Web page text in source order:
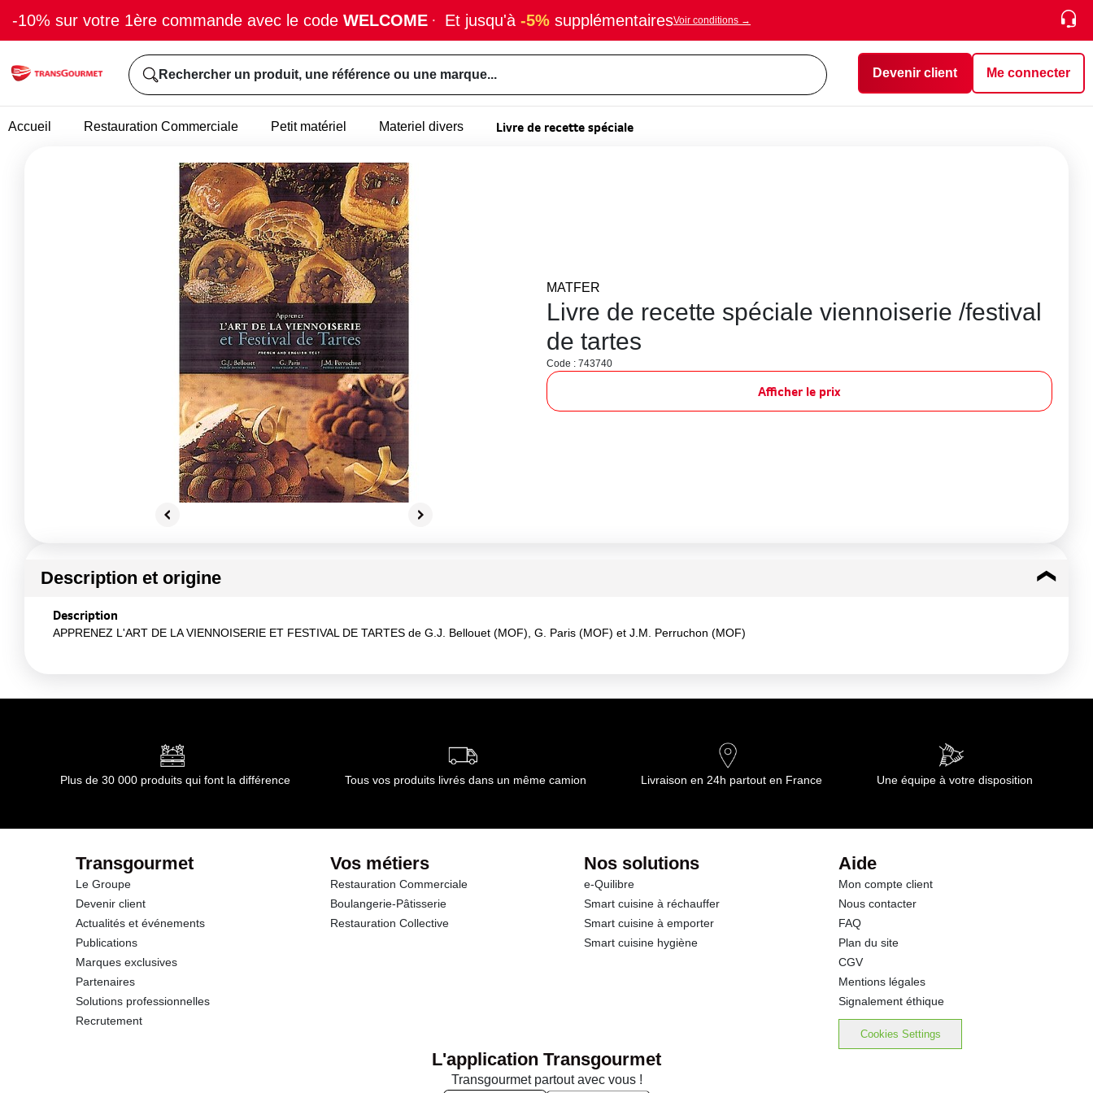
-10% sur votre 1ère commande avec le code WELCOME · Et jusqu'à -5% supplémentairesVoir conditions →
Rechercher un produit, une référence ou une marque... Devenir client Me connecter
Accueil Restauration Commerciale Petit matériel Materiel divers Livre de recette spéciale
MATFER
Livre de recette spéciale viennoiserie /festival
de tartes
Code : 743740
Afficher le prix
Description et origine
Description
APPRENEZ L'ART DE LA VIENNOISERIE ET FESTIVAL DE TARTES de G.J. Bellouet (MOF), G. Paris (MOF) et J.M. Perruchon (MOF)
Plus de 30 000 produits qui font la différence Tous vos produits livrés dans un même camion Livraison en 24h partout en France Une équipe à votre disposition
Transgourmet
Le Groupe
Devenir client
Actualités et événements
Publications
Marques exclusives
Partenaires
Solutions professionnelles
Recrutement
Vos métiers
Restauration Commerciale
Boulangerie-Pâtisserie
Restauration Collective
Nos solutions
e-Quilibre
Smart cuisine à réchauffer
Smart cuisine à emporter
Smart cuisine hygiène
Aide
Mon compte client
Nous contacter
FAQ
Plan du site
CGV
Mentions légales
Signalement éthique
Cookies Settings
L'application Transgourmet
Transgourmet partout avec vous !